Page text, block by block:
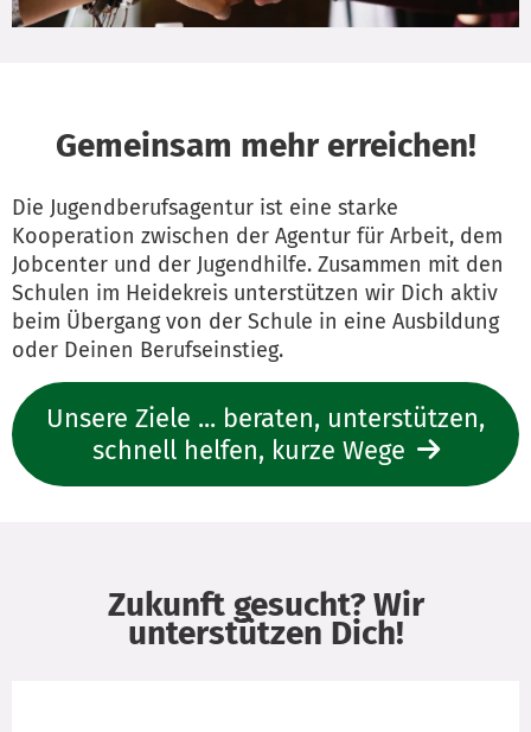
Gemeinsam mehr erreichen!
Die Jugendberufsagentur ist eine starke
Kooperation zwischen der Agentur für Arbeit, dem
Jobcenter und der Jugendhilfe. Zusammen mit den
Schulen im Heidekreis unterstützen wir Dich aktiv
beim Übergang von der Schule in eine Ausbildung
oder Deinen Berufseinstieg.
Unsere Ziele ... beraten, unterstützen,
schnell helfen, kurze Wege
Zukunft gesucht? Wir
unterstützen Dich!